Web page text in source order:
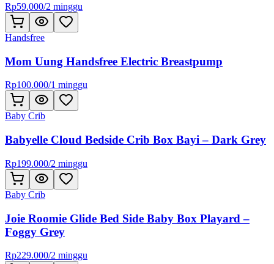
Rp59.000/2 minggu
Handsfree
Mom Uung Handsfree Electric Breastpump
Rp100.000/1 minggu
Baby Crib
Babyelle Cloud Bedside Crib Box Bayi – Dark Grey
Rp199.000/2 minggu
Baby Crib
Joie Roomie Glide Bed Side Baby Box Playard –
Foggy Grey
Rp229.000/2 minggu